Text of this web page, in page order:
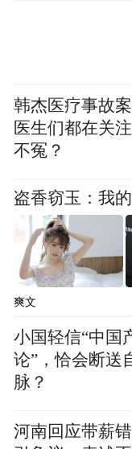
韩杰医疗事故
医生们都在关
不冤？
盗香窃玉：我
爽文
小国轻信“中国
论”，恰会断送
脉？
河南回应带薪